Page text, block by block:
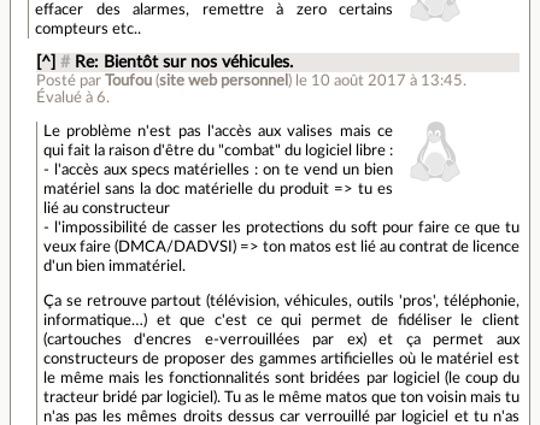
effacer des alarmes, remettre à zero certains
compteurs etc..
[^] # Re: Bientôt sur nos véhicules.
Posté par Toufou(site web personnel ) le 10 août 2017 à 13:45.
Évalué à 6.
Le problème n'est pas l'accès aux valises mais ce
qui fait la raison d'être du "combat" du logiciel libre :
- l'accès aux specs matérielles : on te vend un bien
matériel sans la doc matérielle du produit => tu es
lié au constructeur
- l'impossibilité de casser les protections du soft pour faire ce que tu
veux faire (DMCA/DADVSI) => ton matos est lié au contrat de licence
d'un bien immatériel.
Ça se retrouve partout (télévision, véhicules, outils 'pros', téléphonie,
informatique…) et que c'est ce qui permet de fidéliser le client
(cartouches d'encres e-verrouillées par ex) et ça permet aux
constructeurs de proposer des gammes artificielles où le matériel est
le même mais les fonctionnalités sont bridées par logiciel (le coup du
tracteur bridé par logiciel). Tu as le même matos que ton voisin mais tu
n'as pas les mêmes droits dessus car verrouillé par logiciel et tu n'as